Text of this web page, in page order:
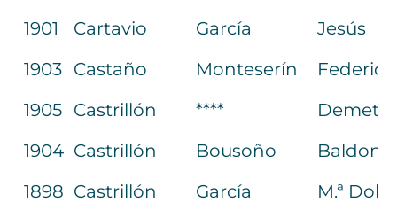
1901
Cartavio García
Jesús
1903 Castaño Monteserín
Federico
1905 Castrillón ****
1904 Castrillón Bousoño
1898 Castrillón García
M.ª